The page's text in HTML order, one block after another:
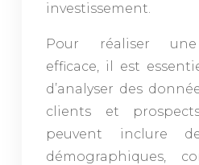
investissement.
Pour réaliser une
efficace, il est
d’analyser des
clients et
peuvent inclure
démographiques,